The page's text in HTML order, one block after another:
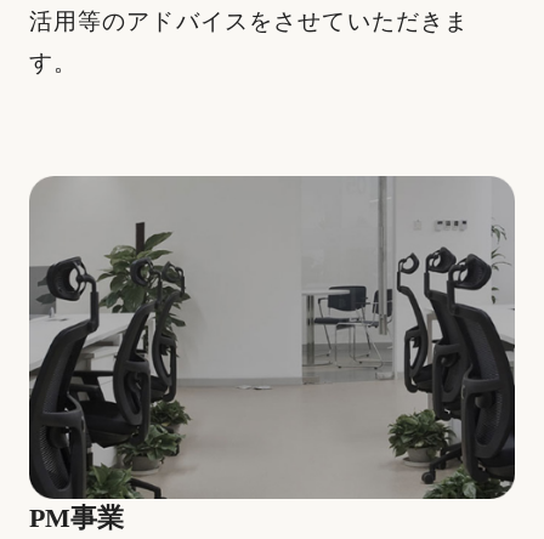
活用等のアドバイスをさせていただきま
す。
PM事業